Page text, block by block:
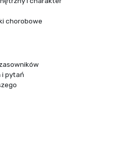
chorobowe
i pytań